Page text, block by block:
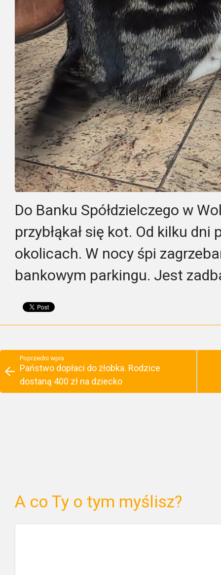
Do Banku Spółdzielczego w
przybłąkał się kot. Od kilku dni
okolicach. W nocy śpi
bankowym parkingu. Jest
Poprzedni wpis
Państwo dopłaci do żłobka. Rodzice
dostaną 400 zł na dziecko
A co Ty o tym myślisz?